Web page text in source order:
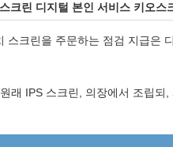
크린 디지털 본인 서비스 키오스
스크린을 주문하는 점검 지급은
래 IPS 스크린, 의장에서 조립